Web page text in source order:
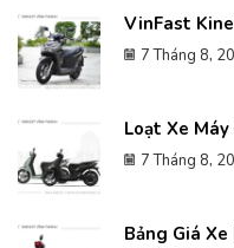
VinFast
7 Tháng 8,
Loạt Xe Máy
7 Tháng 8,
Bảng Giá